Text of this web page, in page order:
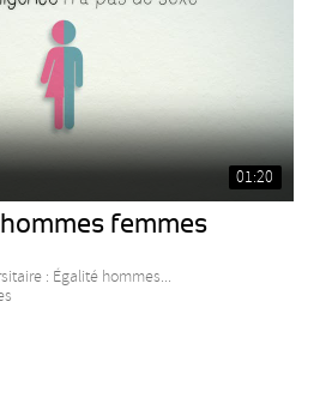
01:20
femmes
: Égalité hommes...